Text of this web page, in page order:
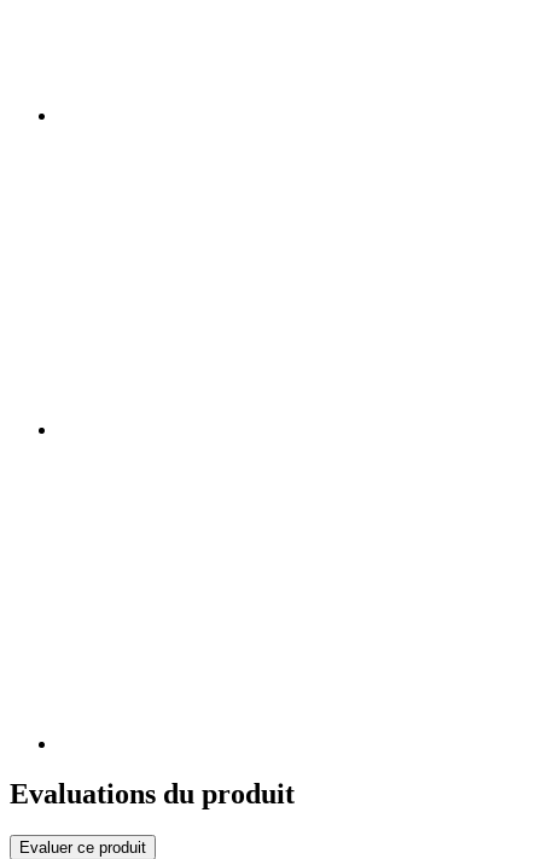
Evaluations du produit
Evaluer ce produit